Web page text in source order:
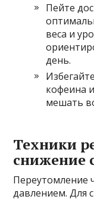
Пейте
веса и
день.
кофеина
мешать
Техники
снижение
Переутомление
давлением. Для